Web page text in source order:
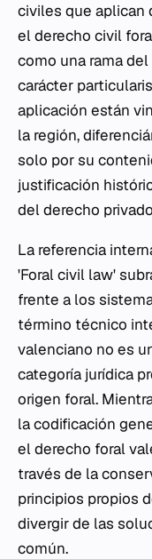
civiles que aplican
el derecho civil
como una rama
carácter
aplicación están
la región,
solo por su
justificación
del derecho
La referencia
'Foral civil law'
frente a los
término técnico
valenciano no es
categoría jurídica
origen foral.
la codificación
el derecho foral
través de la
principios propios
divergir de las
común.